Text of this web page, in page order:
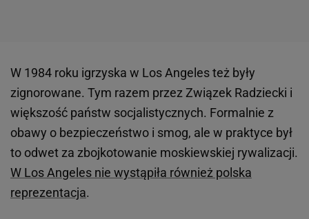
W 1984 roku igrzyska w Los Angeles też były
zignorowane. Tym razem przez Związek Radziecki i
większość państw socjalistycznych. Formalnie z
obawy o bezpieczeństwo i smog, ale w praktyce był
to odwet za zbojkotowanie moskiewskiej rywalizacji.
W Los Angeles nie wystąpiła również polska
reprezentacja.